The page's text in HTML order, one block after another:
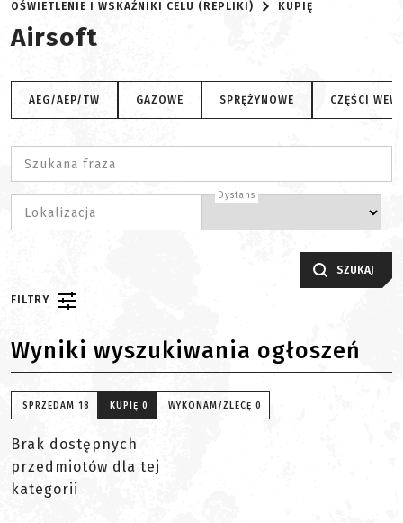
OŚWIETLENIE I WSKAŹNIKI CELU (REPLIKI)
KUPIĘ
Airsoft
AEG/AEP/TW GAZOWE SPRĘŻYNOWE CZĘŚCI
Szukana fraza
Lokalizacja
Dystans
SZUKAJ
FILTRY
Wyniki wyszukiwania ogłoszeń
SPRZEDAM 18 KUPIĘ 0 WYKONAM/ZLECĘ 0
Brak dostępnych
przedmiotów dla tej
kategorii